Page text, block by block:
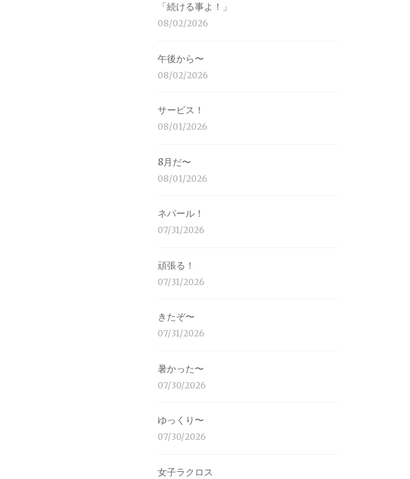
「続ける事よ！」
08/02/2026
午後から〜
08/02/2026
サービス！
08/01/2026
8月だ〜
08/01/2026
ネパール！
07/31/2026
頑張る！
07/31/2026
きたぞ〜
07/31/2026
暑かった〜
07/30/2026
ゆっくり〜
07/30/2026
女子ラクロス